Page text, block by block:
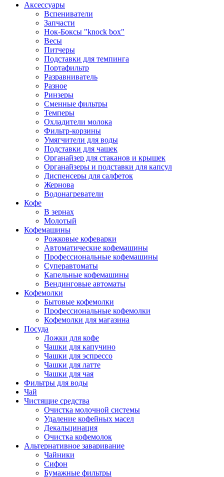
Аксессуары
Вспениватели
Запчасти
Нок-Боксы "knock box"
Весы
Питчеры
Подставки для темпинга
Портафильтр
Разравниватель
Разное
Ринзеры
Сменные фильтры
Темперы
Охладители молока
Фильтр-корзины
Умягчители для воды
Подставки для чашек
Органайзер для стаканов и крышек
Органайзеры и подставки для капсул
Диспенсеры для салфеток
Жернова
Водонагреватели
Кофе
В зернах
Молотый
Кофемашины
Рожковые кофеварки
Автоматические кофемашины
Профессиональные кофемашины
Суперавтоматы
Капельные кофемашины
Вендинговые автоматы
Кофемолки
Бытовые кофемолки
Профессиональные кофемолки
Кофемолки для магазина
Посуда
Ложки для кофе
Чашки для капучино
Чашки для эспрессо
Чашки для латте
Чашки для чая
Фильтры для воды
Чай
Чистящие средства
Очистка молочной системы
Удаление кофейных масел
Декальцинация
Очистка кофемолок
Альтернативное заваривание
Чайники
Сифон
Бумажные фильтры